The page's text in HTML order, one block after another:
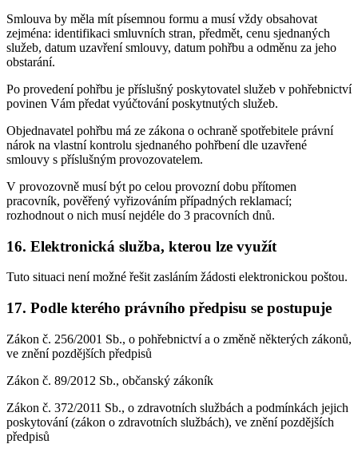
Smlouva by měla mít písemnou formu a musí vždy obsahovat
zejména: identifikaci smluvních stran, předmět, cenu sjednaných
služeb, datum uzavření smlouvy, datum pohřbu a odměnu za jeho
obstarání.
Po provedení pohřbu je příslušný poskytovatel služeb v pohřebnictví
povinen Vám předat vyúčtování poskytnutých služeb.
Objednavatel pohřbu má ze zákona o ochraně spotřebitele právní
nárok na vlastní kontrolu sjednaného pohřbení dle uzavřené
smlouvy s příslušným provozovatelem.
V provozovně musí být po celou provozní dobu přítomen
pracovník, pověřený vyřizováním případných reklamací;
rozhodnout o nich musí nejdéle do 3 pracovních dnů.
16. Elektronická služba, kterou lze využít
Tuto situaci není možné řešit zasláním žádosti elektronickou poštou.
17. Podle kterého právního předpisu se postupuje
Zákon č. 256/2001 Sb., o pohřebnictví a o změně některých zákonů,
ve znění pozdějších předpisů
Zákon č. 89/2012 Sb., občanský zákoník
Zákon č. 372/2011 Sb., o zdravotních službách a podmínkách jejich
poskytování (zákon o zdravotních službách), ve znění pozdějších
předpisů